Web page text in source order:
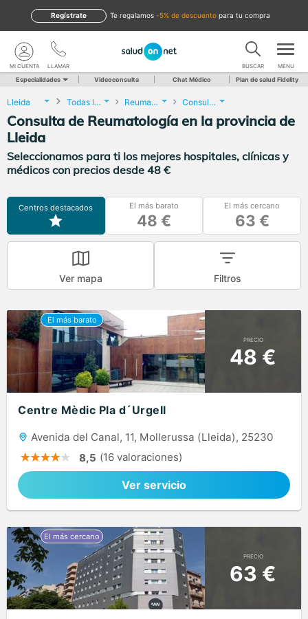
te regalamos -5% de descuento para tu compra
Regístrate
LLAMAR
MI CUENTA BUSCAR MENU
Especialidades Videoconsulta Chat Médico Plan de salud Fidelity
Lleida Todas las localidades Reumatología Consulta de Reumatología
Consulta de Reumatología en la provincia de
Lleida
Seleccionamos para ti los mejores hospitales, clínicas y
médicos con precios desde 48 €
Centros destacados El más barato
48 €
El más cercano
63 €
Ver mapa Filtros
PRECIO
48 €
Centre Mèdic Pla d´Urgell
Avenida del Canal, 11, Mollerussa (Lleida), 25230
8,5 (16 valoraciones)
Ver servicio
PRECIO
63 €